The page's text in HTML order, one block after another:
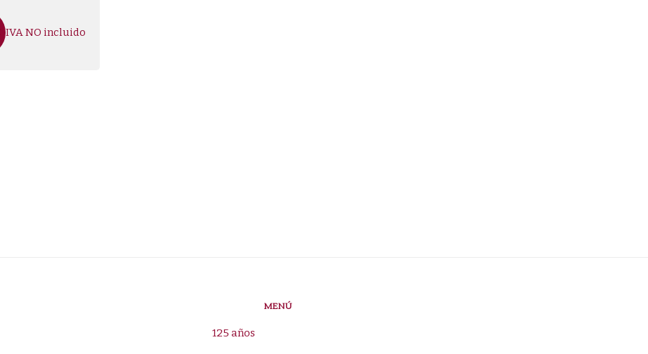
IVA NO incluido
MENÚ
125 años